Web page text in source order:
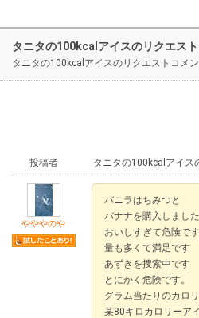
タニタの100kcalアイスのリクエスト
タニタの100kcalアイスのリクエストコメ
投稿者 タニタの100kcalアイス
やややのや
バニラはちみつと
バナナを購入しました
おいしすぎて危険です
量も多くて満足です
あずきを捜索中です
とにかく危険です。
グラム当たりのカロ
某80キロカロリーア